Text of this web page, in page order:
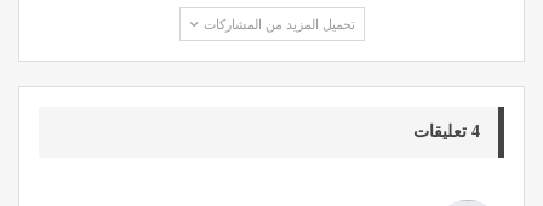
تحميل المزيد من المشاركات
4 تعليقات